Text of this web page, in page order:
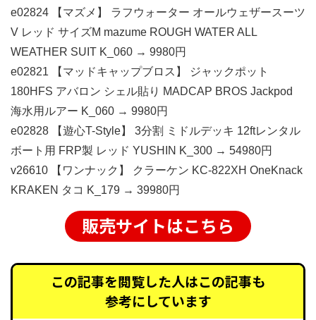
e02824 【マズメ】 ラフウォーター オールウェザースーツ
V レッド サイズM mazume ROUGH WATER ALL
WEATHER SUIT K_060 → 9980円
e02821 【マッドキャップブロス】 ジャックポット
180HFS アバロン シェル貼り MADCAP BROS Jackpod
海水用ルアー K_060 → 9980円
e02828 【遊心T-Style】 3分割 ミドルデッキ 12ftレンタル
ボート用 FRP製 レッド YUSHIN K_300 → 54980円
v26610 【ワンナック】 クラーケン KC-822XH OneKnack
KRAKEN タコ K_179 → 39980円
販売サイトはこちら
この記事を閲覧した人はこの記事も
参考にしています